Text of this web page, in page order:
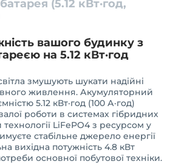
(5.12 кВт·год,
вашого будинку з
на 5.12 кВт·год
змушують шукати надійні
живлення. Акумуляторний
5.12 кВт·год (100 А·год)
роботи в системах гібридних
технології LiFePO4 з ресурсом у
стабільне джерело енергії
вихідна потужність 4.8 кВт
основної побутової техніки.